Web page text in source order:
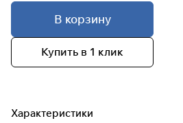
В корзину
Купить в 1 клик
Характеристики
Добавляйте товары
выберите метод